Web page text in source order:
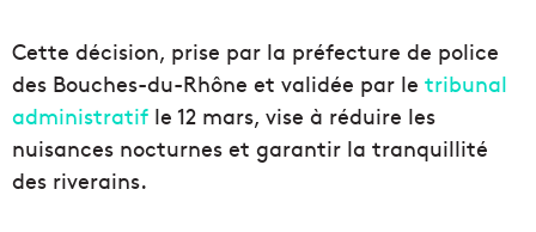
Cette décision, prise par la préfecture de police
des Bouches-du-Rhône et validée par le tribunal
administratif le 12 mars, vise à réduire les
nuisances nocturnes et garantir la tranquillité
des riverains.